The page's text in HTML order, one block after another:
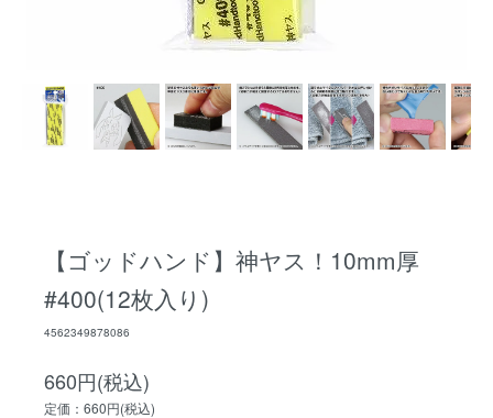
【ゴッドハンド】神ヤス！10mm厚
#400(12枚入り)
4562349878086
660円(税込)
定価：660円(税込)